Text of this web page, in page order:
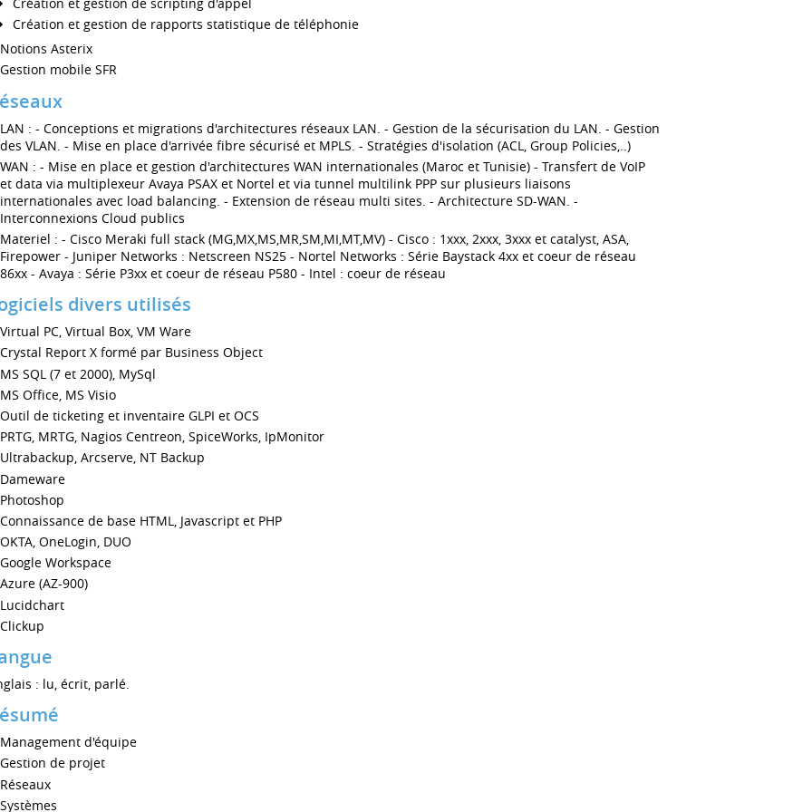
Création et gestion de rapports statistique de téléphonie
Notions Asterix
Gestion mobile SFR
LAN : - Conceptions et migrations d'architectures réseaux LAN. - Gestion de la sécurisation du LAN. - Gestion
des VLAN. - Mise en place d'arrivée fibre sécurisé et MPLS. - Stratégies d'isolation (ACL, Group Policies,..)
WAN : - Mise en place et gestion d'architectures WAN internationales (Maroc et Tunisie) - Transfert de VoIP
et data via multiplexeur Avaya PSAX et Nortel et via tunnel multilink PPP sur plusieurs liaisons
internationales avec load balancing. - Extension de réseau multi sites. - Architecture SD-WAN. -
Interconnexions Cloud publics
Materiel : - Cisco Meraki full stack (MG,MX,MS,MR,SM,MI,MT,MV) - Cisco : 1xxx, 2xxx, 3xxx et catalyst, ASA,
Firepower - Juniper Networks : Netscreen NS25 - Nortel Networks : Série Baystack 4xx et coeur de réseau
86xx - Avaya : Série P3xx et coeur de réseau P580 - Intel : coeur de réseau
divers utilisés
Virtual PC, Virtual Box, VM Ware
Crystal Report X formé par Business Object
MS SQL (7 et 2000), MySql
MS Office, MS Visio
Outil de ticketing et inventaire GLPI et OCS
PRTG, MRTG, Nagios Centreon, SpiceWorks, IpMonitor
Ultrabackup, Arcserve, NT Backup
Dameware
Photoshop
Connaissance de base HTML, Javascript et PHP
OKTA, OneLogin, DUO
Google Workspace
Azure (AZ-900)
Lucidchart
Clickup
: lu, écrit, parlé.
Management d'équipe
Gestion de projet
Réseaux
Systèmes